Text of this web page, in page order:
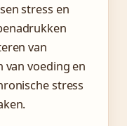
stress en
van
voeding en
stress